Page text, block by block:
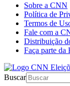
Sobre a CNN
Política de
Termos de
Fale com a
Distribuição
Faça parte
Buscar